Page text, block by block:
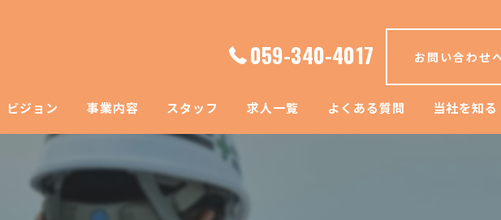
059-340-4017 お問い合わせ
ビジョン 事業内容 スタッフ 求人一覧 よくある質問 当社を知る